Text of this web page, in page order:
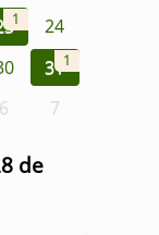
1
24
311
6 7
de